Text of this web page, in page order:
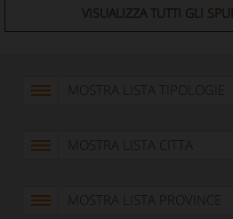
VISUALIZZA TUTTI GLI
MOSTRA LISTA TIPOLOGIE
MOSTRA LISTA CITTA
MOSTRA LISTA PROVINCE